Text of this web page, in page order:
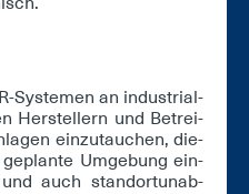
Sys­te­men an in­dus­tri­al­
Her­stel­lern und Be­trei­
ein­zu­tau­chen, die­
Um­ge­bung ein­
auch stand­ort­un­ab­